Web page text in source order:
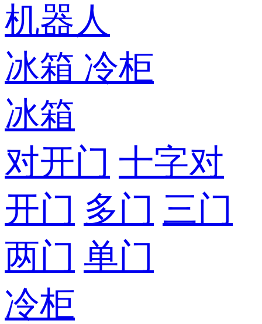
机器人
冰箱 冷柜
冰箱
对开门 十字对
开门 多门 三门
两门 单门
冷柜